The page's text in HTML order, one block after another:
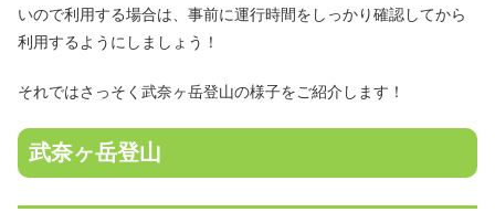
いので利用する場合は、事前に運行時間をしっかり確認してから
利用するようにしましょう！
それではさっそく武奈ヶ岳登山の様子をご紹介します！
武奈ヶ岳登山